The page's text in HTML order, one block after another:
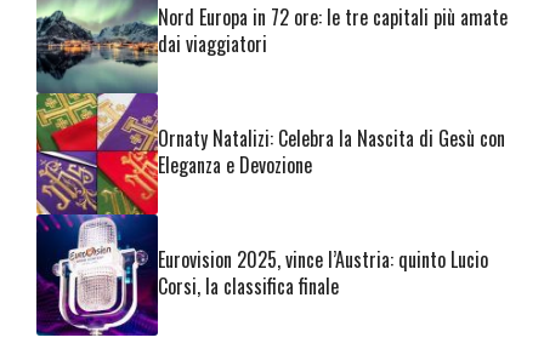
Nord Europa in 72 ore: le tre capitali più amate
dai viaggiatori
Ornaty Natalizi: Celebra la Nascita di Gesù con
Eleganza e Devozione
Eurovision 2025, vince l’Austria: quinto Lucio
Corsi, la classifica finale